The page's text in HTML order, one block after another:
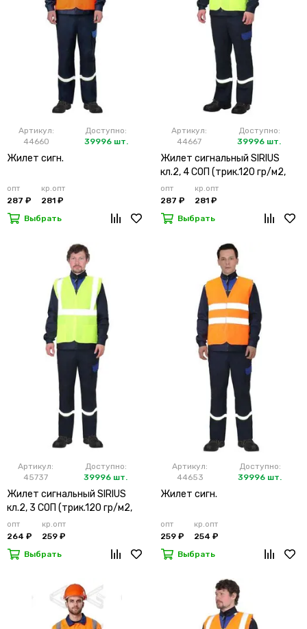
Артикул:
44660
Доступно:
39996 шт.
Жилет сигн.
опт
287 ₽
кр.опт
281 ₽
Выбрать
Артикул:
44667
Доступно:
39996 шт.
Жилет сигнальный SIRIUS
кл.2, 4 СОП (трик.120 гр/м2,
карманы) лимонный
опт
287 ₽
кр.опт
281 ₽
Выбрать
Артикул:
45737
Доступно:
39996 шт.
Жилет сигнальный SIRIUS
кл.2, 3 СОП (трик.120 гр/м2,
карманы) лимонный
опт
264 ₽
кр.опт
259 ₽
Выбрать
Артикул:
44653
Доступно:
39996 шт.
Жилет сигн.
опт
259 ₽
кр.опт
254 ₽
Выбрать